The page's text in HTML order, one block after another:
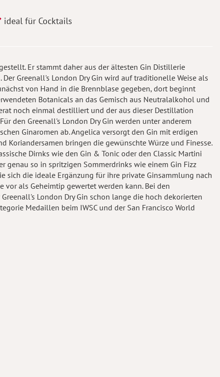
ideal für Cocktails
Er stammt daher aus der ältesten Gin Distillerie
Greenall's London Dry Gin wird auf traditionelle Weise als
von Hand in die Brennblase gegeben, dort beginnt
Botanicals an das Gemisch aus Neutralalkohol und
noch einmal destilliert und der aus dieser Destillation
den Greenall's London Dry Gin werden unter anderem
Ginaromen ab. Angelica versorgt den Gin mit erdigen
Koriandersamen bringen die gewünschte Würze und Finesse.
Dirnks wie den Gin & Tonic oder den Classic Martini
genau so in spritzigen Sommerdrinks wie einem Gin Fizz
sich die ideale Ergänzung für ihre private Ginsammlung nach
vor als Geheimtip gewertet werden kann. Bei den
London Dry Gin schon lange die hoch dekorierten
Medaillen beim IWSC und der San Francisco World